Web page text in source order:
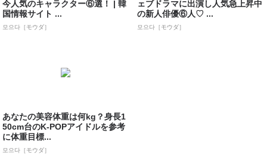
今人気のキャラクター⑥選！ | 韓
国情報サイト ...
모으다［モウダ］
ェブドラマに出演し人気急上昇中
の新人俳優⑥人♡ ...
모으다［モウダ］
あなたの美容体重は何kg？身長1
50cm台のK-POPアイドルを参考
に体重目標...
모으다［モウダ］